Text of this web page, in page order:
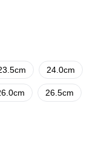
24.0cm
26.5cm